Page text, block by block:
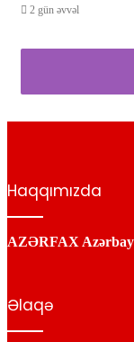
2 gün əvvəl
Haqqımızda
AZƏRFAX
Əlaqə